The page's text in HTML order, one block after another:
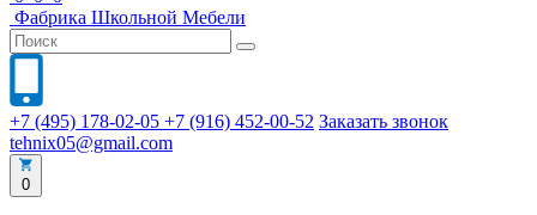
Фабрика Школьной Мебели
+7 (495) 178-02-05 +7 (916) 452-00-52 Заказать звонок
tehnix05@gmail.com
0